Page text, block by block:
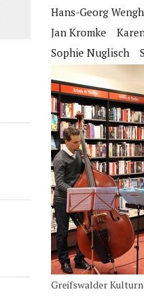
Hans-Georg
Jan Kromke
Sophie Nuglisch
Greifswalder